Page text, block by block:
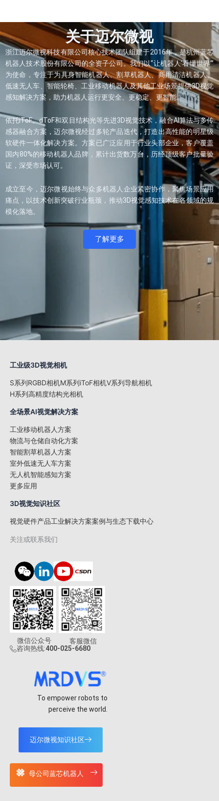
关于迈尔微视
浙江迈尔微视科技有限公司核心技术团队组建于2016年，是杭州蓝芯
机器人技术股份有限公司的全资子公司。我们以“让机器人‘看懂世界’”
为使命，专注于为具身智能机器人、割草机器人、商用清洁机器人、
低速无人车、智能轮椅、工业移动机器人及其他工业场景提供3D视觉
感知解决方案，助力机器人运行更安全、更稳定、更智能。
依托iToF、dToF和双目结构光等先进3D视觉技术，融合AI算法与多传
感器融合方案，迈尔微视经过多轮产品迭代，打造出高性能的明星级
软硬件一体化解决方案。方案已广泛应用于行业头部企业，客户覆盖
国内80%的移动机器人品牌，累计出货数万台，历经顶级客户批量验
证，深受市场认可。
成立至今，迈尔微视始终与众多机器人企业紧密协作，聚焦场景应用
痛点，以技术创新突破行业瓶颈，推动3D视觉感知技术在各领域的规
模化落地。
了解更多
工业级3D视觉相机
S系列RGBD相机M系列iToF相机V系列导航相机
H系列高精度结构光相机
全场景AI视觉解决方案
工业移动机器人方案​​
物流与仓储自动化方案​
智能割草机器人方案
室外低速无人车方案​
无人机智能感知方案
更多应用
3D视觉知识社区
视觉硬件产品工业解决方案案例与生态下载中心
关注或联系我们
微信公众号
客服微信
咨询热线:400-025-6680
To empower robots to
perceive the world.
迈尔微视知识社区
母公司蓝芯机器人